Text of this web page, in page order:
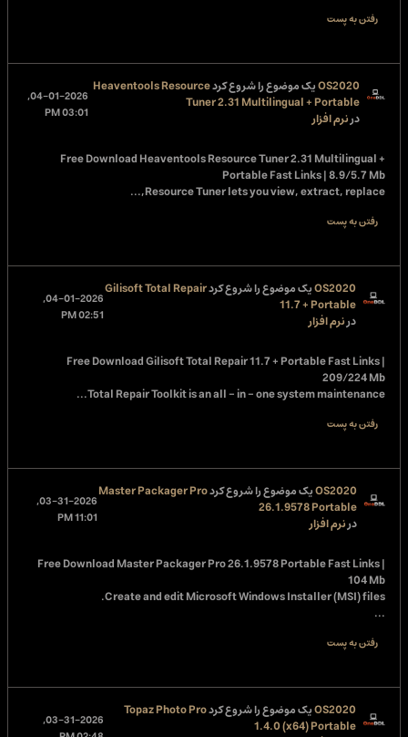
رفتن به پست
OS2020یک موضوع را شروع کردHeaventools Resource
Tuner 2.31 Multilingual + Portable
درنرم افزار
04-01-2026,
03:01 PM
Free DownloadHeaventools Resource Tuner 2.31 Multilingual +
Portable Fast Links | 8.9/5.7 Mb
Resource Tuner lets you view, extract, replace,...
رفتن به پست
OS2020یک موضوع را شروع کردGilisoft Total Repair
11.7 + Portable
درنرم افزار
04-01-2026,
02:51 PM
Free DownloadGilisoft Total Repair 11.7 + Portable Fast Links |
209/224 Mb
Total Repair Toolkit is an all - in - one system maintenance...
رفتن به پست
OS2020یک موضوع را شروع کردMaster Packager Pro
26.1.9578 Portable
درنرم افزار
03-31-2026,
11:01 PM
Free DownloadMaster Packager Pro 26.1.9578 Portable Fast Links |
104 Mb
Create and edit Microsoft Windows Installer (MSI) files.
...
رفتن به پست
OS2020یک موضوع را شروع کردTopaz Photo Pro
1.4.0 (x64) Portable
03-31-2026,